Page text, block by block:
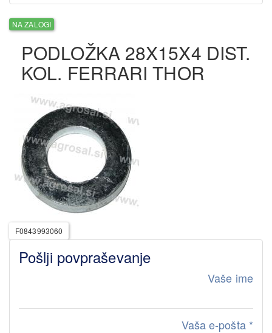
NA ZALOGI
PODLOŽKA 28X15X4 DIST.
KOL. FERRARI THOR
F0843993060
Pošlji povpraševanje
Vaše ime
Vaša e-pošta *